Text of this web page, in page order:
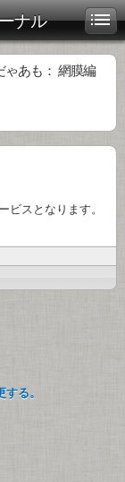
ナル
ゃあも： 網膜編
スとなります。
る。